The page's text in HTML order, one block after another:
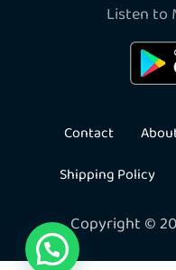
Listen to
Contact
Shipping Policy
Copyright ©